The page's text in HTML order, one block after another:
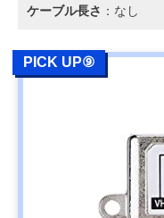
ケーブル長さ ：なし
PICK UP⑨